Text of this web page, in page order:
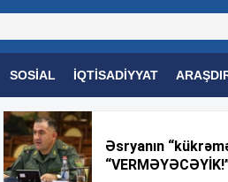
SOSIAL İQTISADIYYAT
TƏHSIL SAĞLAMLIQ
Əsryanın